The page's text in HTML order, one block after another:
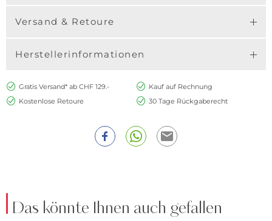
Versand & Retoure
Herstellerinformationen
Gratis Versand* ab CHF 129.-
Kauf auf Rechnung
Kostenlose Retoure
30 Tage Rückgaberecht
Das könnte Ihnen auch gefallen